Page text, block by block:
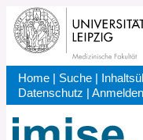
Direkt
zum
Inhalt
Kopfbereich
Home | Suche |
Datenschutz |Anmelden